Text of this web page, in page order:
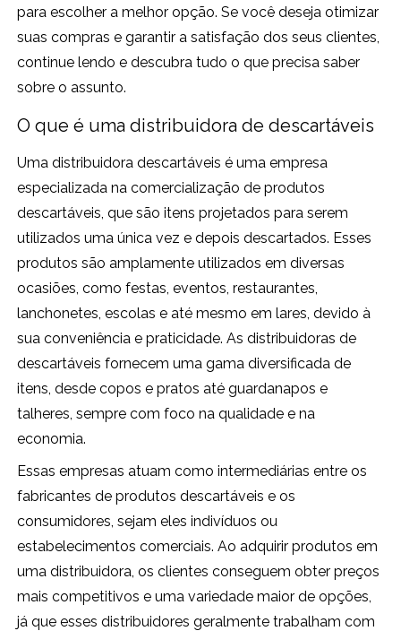
para escolher a melhor opção. Se você deseja otimizar
suas compras e garantir a satisfação dos seus clientes,
continue lendo e descubra tudo o que precisa saber
sobre o assunto.
O que é uma distribuidora de descartáveis
Uma distribuidora descartáveis é uma empresa
especializada na comercialização de produtos
descartáveis, que são itens projetados para serem
utilizados uma única vez e depois descartados. Esses
produtos são amplamente utilizados em diversas
ocasiões, como festas, eventos, restaurantes,
lanchonetes, escolas e até mesmo em lares, devido à
sua conveniência e praticidade. As distribuidoras de
descartáveis fornecem uma gama diversificada de
itens, desde copos e pratos até guardanapos e
talheres, sempre com foco na qualidade e na
economia.
Essas empresas atuam como intermediárias entre os
fabricantes de produtos descartáveis e os
consumidores, sejam eles indivíduos ou
estabelecimentos comerciais. Ao adquirir produtos em
uma distribuidora, os clientes conseguem obter preços
mais competitivos e uma variedade maior de opções,
já que esses distribuidores geralmente trabalham com